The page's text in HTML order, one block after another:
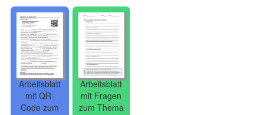
Arbeitsblatt
mit QR-
Code zum
Arbeitsblatt
mit Fragen
zum Thema